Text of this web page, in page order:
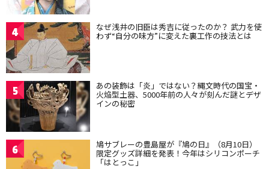
4 なぜ浅井の旧臣は秀吉に従ったのか？ 武力を使
わず“自分の味方”に変えた裏工作の技法とは
5 あの装飾は「炎」ではない？縄文時代の国宝・
火焔型土器、5000年前の人々が刻んだ謎とデザ
インの秘密
6 鳩サブレーの豊島屋が『鳩の日』（8月10日）
限定グッズ詳細を発表！今年はシリコンポーチ
「はとっこ」